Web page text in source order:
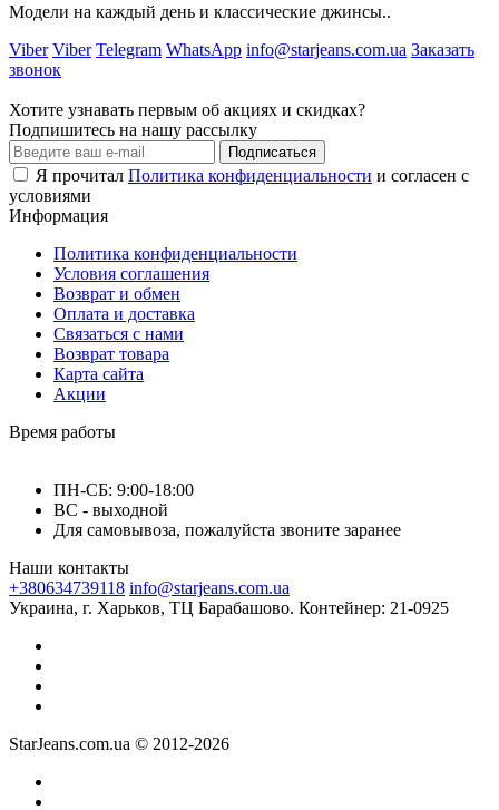
Модели на каждый день и классические джинсы..
Viber Viber Telegram WhatsApp info@starjeans.com.ua Заказать
звонок
Хотите узнавать первым об акциях и скидках?
Подпишитесь на нашу рассылку
Подписаться
Я прочитал Политика конфиденциальности и согласен с
условиями
Информация
Политика конфиденциальности
Условия соглашения
Возврат и обмен
Оплата и доставка
Связаться с нами
Возврат товара
Карта сайта
Акции
Время работы
ПН-СБ: 9:00-18:00
ВС - выходной
Для самовывоза, пожалуйста звоните заранее
Наши контакты
+380634739118 info@starjeans.com.ua
Украина, г. Харьков, ТЦ Барабашово. Контейнер: 21-0925
StarJeans.com.ua © 2012-2026